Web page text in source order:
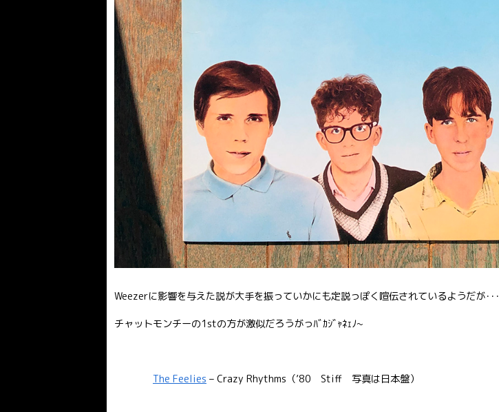
Weezerに影響を与えた説が大手を振っていかにも定説っぽく喧伝されているようだが･･･
チャットモンチーの1stの方が激似だろうがっﾊﾞｶｼﾞｬﾈｪﾉ~
The Feelies – Crazy Rhythms（’80 Stiff 写真は日本盤）